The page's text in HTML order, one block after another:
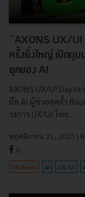
“AXONS UX/UI
ครั้งยิ่งใหญ่ เปิดมุม
ยุคของ AI
AXONS UX/UI Day
มือ AI ผู้ช่วยสุดล้ำ
วงการ UX/UI ไทย...
พฤศจิกายน 21, 2025 |
0
PR News AI UX/UI